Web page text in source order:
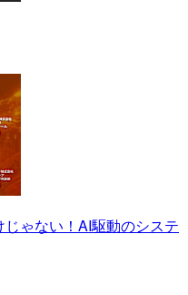
じゃない！AI駆動のシステ